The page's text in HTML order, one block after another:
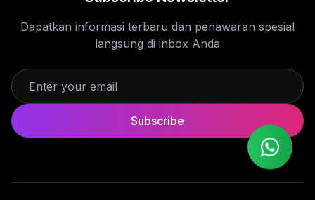
Dapatkan informasi terbaru dan penawaran spesial
langsung di inbox Anda
Subscribe